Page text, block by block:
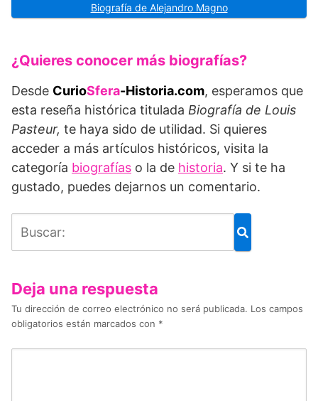
Biografía de Alejandro Magno
¿Quieres conocer más biografías?
Desde CurioSfera-Historia.com, esperamos que
esta reseña histórica titulada Biografía de Louis
Pasteur, te haya sido de utilidad. Si quieres
acceder a más artículos históricos, visita la
categoría biografías o la de historia. Y si te ha
gustado, puedes dejarnos un comentario.
Deja una respuesta
Tu dirección de correo electrónico no será publicada. Los campos
obligatorios están marcados con *